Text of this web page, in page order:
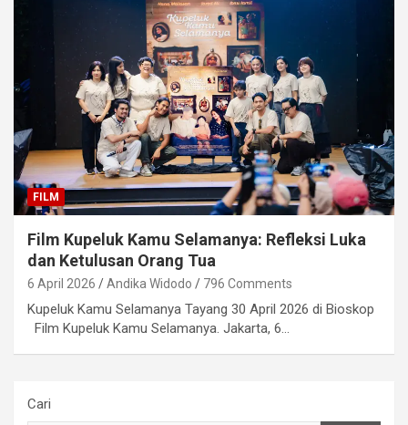
FILM
Film Kupeluk Kamu Selamanya: Refleksi Luka
dan Ketulusan Orang Tua
6 April 2026 Andika Widodo 796 Comments
Kupeluk Kamu Selamanya Tayang 30 April 2026 di Bioskop
Film Kupeluk Kamu Selamanya. Jakarta, 6…
Cari